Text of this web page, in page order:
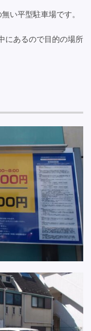
い平型駐車場です。
にあるので目的の場所